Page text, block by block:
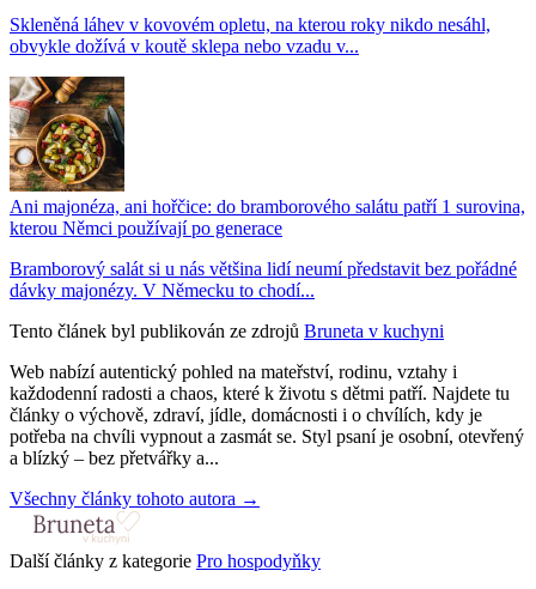
Skleněná láhev v kovovém opletu, na kterou roky nikdo nesáhl,
obvykle dožívá v koutě sklepa nebo vzadu v...
Ani majonéza, ani hořčice: do bramborového salátu patří 1 surovina,
kterou Němci používají po generace
Bramborový salát si u nás většina lidí neumí představit bez pořádné
dávky majonézy. V Německu to chodí...
Tento článek byl publikován ze zdrojů Bruneta v kuchyni
Web nabízí autentický pohled na mateřství, rodinu, vztahy i
každodenní radosti a chaos, které k životu s dětmi patří. Najdete tu
články o výchově, zdraví, jídle, domácnosti i o chvílích, kdy je
potřeba na chvíli vypnout a zasmát se. Styl psaní je osobní, otevřený
a blízký – bez přetvářky a...
Všechny články tohoto autora →
Další články z kategorie Pro hospodyňky